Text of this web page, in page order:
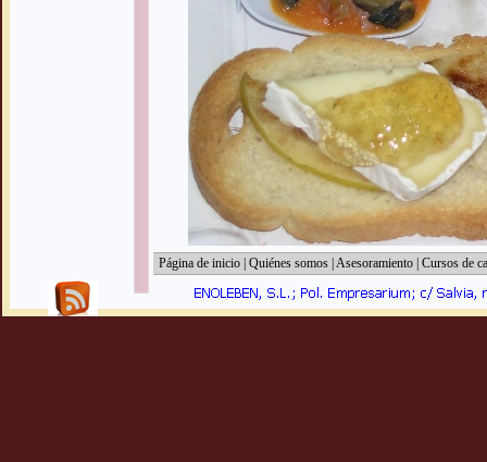
Página de inicio Quiénes somos Asesoramiento Cursos de